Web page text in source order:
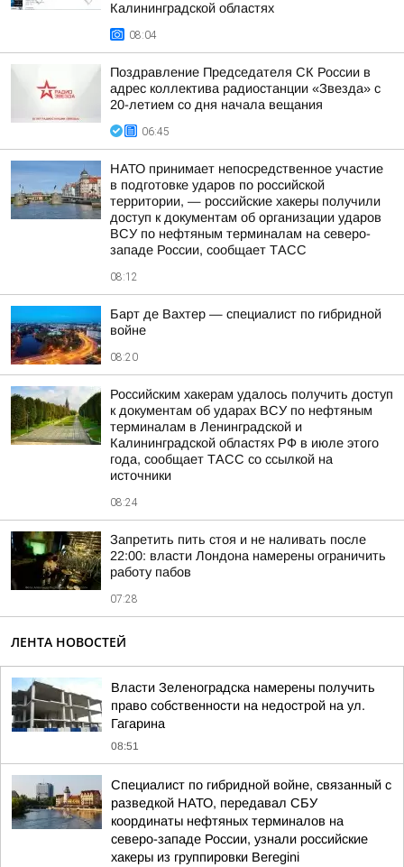
Калининградской областях
08:04
Поздравление Председателя СК России в
адрес коллектива радиостанции «Звезда» с
20-летием со дня начала вещания
06:45
НАТО принимает непосредственное участие
в подготовке ударов по российской
территории, — российские хакеры получили
доступ к документам об организации ударов
ВСУ по нефтяным терминалам на северо-
западе России, сообщает ТАСС
08:12
Барт де Вахтер — специалист по гибридной
войне
08:20
Российским хакерам удалось получить доступ
к документам об ударах ВСУ по нефтяным
терминалам в Ленинградской и
Калининградской областях РФ в июле этого
года, сообщает ТАСС со ссылкой на
источники
08:24
Запретить пить стоя и не наливать после
22:00: власти Лондона намерены ограничить
работу пабов
07:28
ЛЕНТА НОВОСТЕЙ
Власти Зеленоградска намерены получить
право собственности на недострой на ул.
Гагарина
08:51
Специалист по гибридной войне, связанный с
разведкой НАТО, передавал СБУ
координаты нефтяных терминалов на
северо-западе России, узнали российские
хакеры из группировки Beregini